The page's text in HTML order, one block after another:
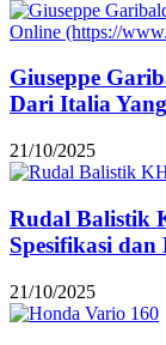
Giuseppe
Dari Italia
21/10/2025
Rudal Balistik
Spesifikasi
21/10/2025